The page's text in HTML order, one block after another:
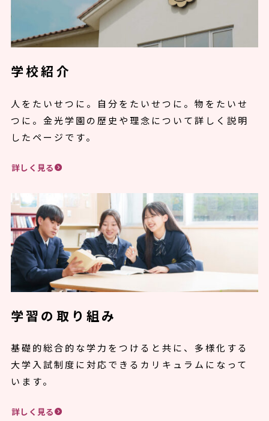
学校紹介
人をたいせつに。自分をたいせつに。物をたいせ
つに。金光学園の歴史や理念について詳しく説明
したページです。
詳しく見る
学習の取り組み
基礎的総合的な学力をつけると共に、多様化する
大学入試制度に対応できるカリキュラムになって
います。
詳しく見る